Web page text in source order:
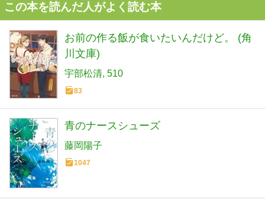
この本を読んだ人がよく読む本
お前の作る飯が食いたいんだけど。 (角
川文庫)
宇部松清 510
83
青のナースシューズ
藤岡陽子
1047